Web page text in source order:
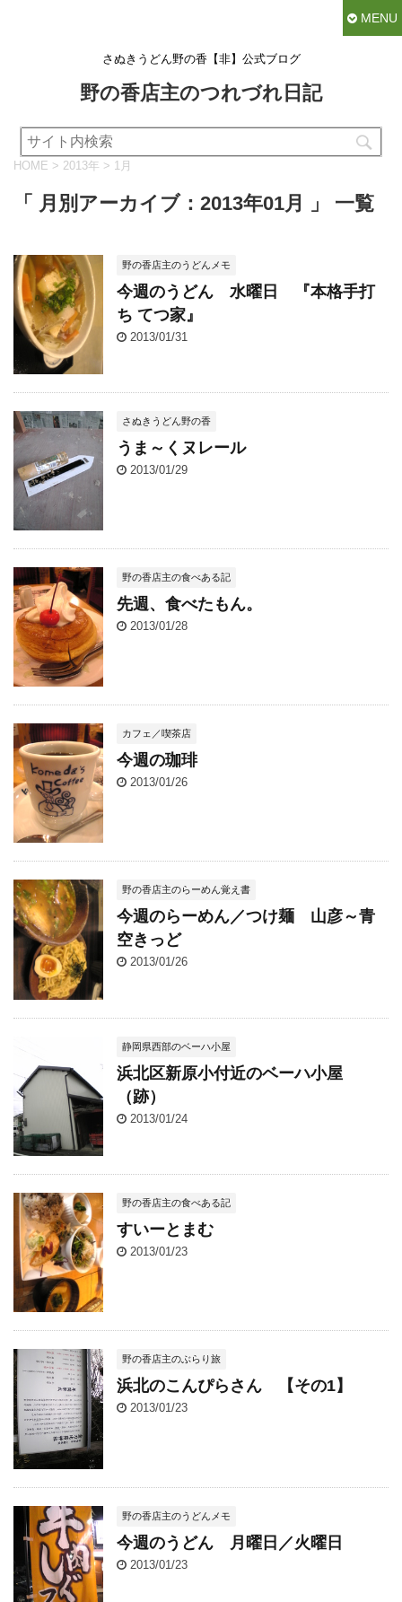
MENU
さぬきうどん野の香【非】公式ブログ
野の香店主のつれづれ日記
HOME > 2013年 > 1月
「 月別アーカイブ：2013年01月 」 一覧
野の香店主のうどんメモ
今週のうどん 水曜日 『本格手打
ち てつ家』
2013/01/31
さぬきうどん野の香
うま～くヌレール
2013/01/29
野の香店主の食べある記
先週、食べたもん。
2013/01/28
カフェ／喫茶店
今週の珈琲
2013/01/26
野の香店主のらーめん覚え書
今週のらーめん／つけ麺 山彦～青
空きっど
2013/01/26
静岡県西部のベーハ小屋
浜北区新原小付近のベーハ小屋
（跡）
2013/01/24
野の香店主の食べある記
すいーとまむ
2013/01/23
野の香店主のぶらり旅
浜北のこんぴらさん 【その1】
2013/01/23
野の香店主のうどんメモ
今週のうどん 月曜日／火曜日
2013/01/23